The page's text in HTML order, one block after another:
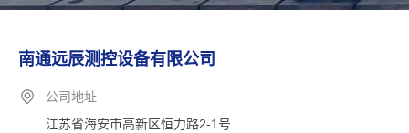
南通远辰测控设备有限公司
公司地址
江苏省海安市高新区恒力路2-1号